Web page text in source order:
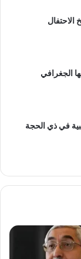
الاحتفال
الجغرافي
في ذي الحجة